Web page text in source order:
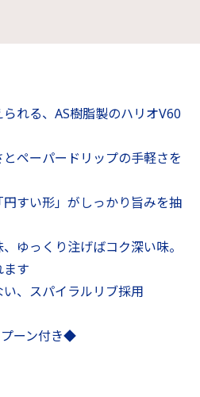
れる、AS樹脂製のハリオV60
ペーパードリップの手軽さを
すい形」がしっかり旨みを抽
ゆっくり注げばコク深い味。
ます
、スパイラルリブ採用
ーン付き◆